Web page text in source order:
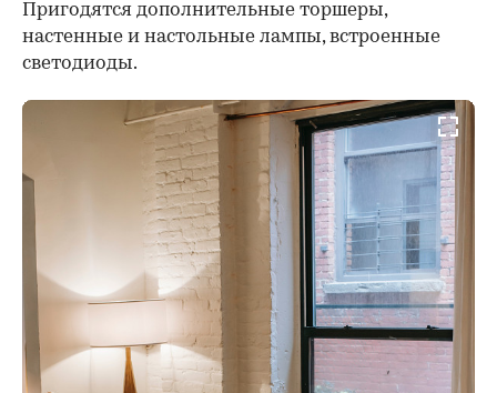
Пригодятся дополнительные торшеры,
настенные и настольные лампы, встроенные
светодиоды.